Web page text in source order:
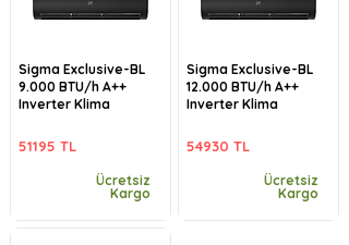
Sigma Exclusive-BL
9.000 BTU/h A++
Inverter Klima
51195 TL
Ücretsiz
Kargo
Sigma Exclusive-BL
12.000 BTU/h A++
Inverter Klima
54930 TL
Ücretsiz
Kargo